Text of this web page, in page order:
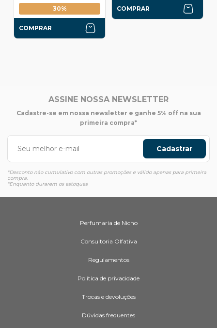
30%
COMPRAR
COMPRAR
ASSINE NOSSA NEWSLETTER
Cadastre-se em nossa newsletter e ganhe 5% off na sua
primeira compra*
Cadastrar
*Desconto não cumulativo com outras promoções e válido apenas para primeira
compra.
*Enquanto durarem os estoques
Perfumaria de Nicho
Consultoria Olfativa
Regulamentos
Política de privacidade
Trocas e devoluções
Dúvidas frequentes